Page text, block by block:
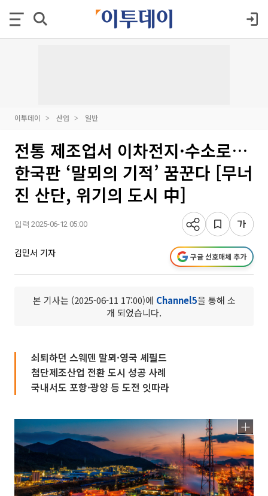
이투데이 산업 일반
전통 제조업서 이차전지·수소로…
한국판 ‘말뫼의 기적’ 꿈꾼다 [무너
진 산단, 위기의 도시 中]
입력 2025-06-12 05:00
김민서 기자 구글 선호매체 추가
본 기사는 (2025-06-11 17:00)에 Channel5을 통해 소
개 되었습니다.
쇠퇴하던 스웨덴 말뫼·영국 셰필드
첨단제조산업 전환 도시 성공 사례
국내서도 포항·광양 등 도전 잇따라